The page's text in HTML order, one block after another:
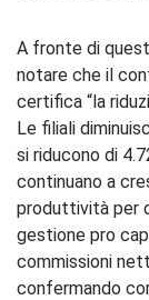
A fronte di
notare che il
certifica “la
Le filiali
si riducono di
continuano a
produttività per
gestione pro
commissioni
confermando